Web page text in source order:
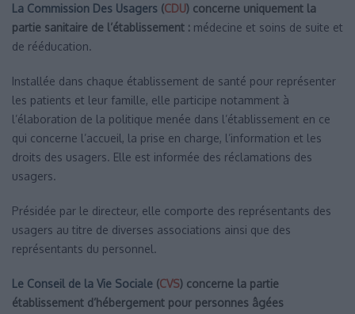
La Commission Des Usagers (CDU) concerne uniquement la
partie sanitaire de l’établissement : médecine et soins de suite et
de rééducation.
Installée dans chaque établissement de santé pour représenter
les patients et leur famille, elle participe notamment à
l’élaboration de la politique menée dans l’établissement en ce
qui concerne l’accueil, la prise en charge, l’information et les
droits des usagers. Elle est informée des réclamations des
usagers.
Présidée par le directeur, elle comporte des représentants des
usagers au titre de diverses associations ainsi que des
représentants du personnel.
Le Conseil de la Vie Sociale (CVS) concerne la partie
établissement d’hébergement pour personnes âgées